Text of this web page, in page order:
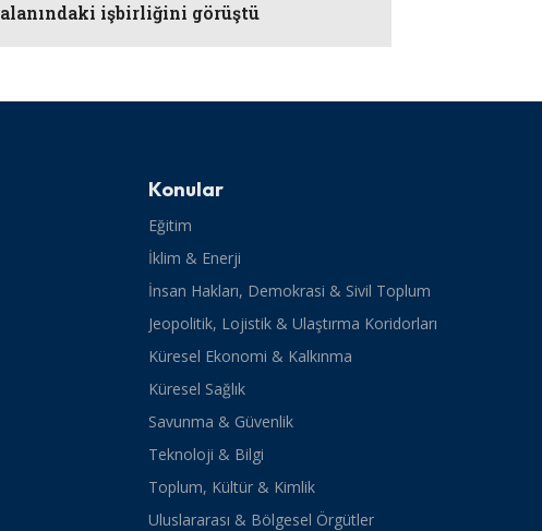
alanındaki işbirliğini görüştü
Konular
Eğitim
İklim & Enerji
İnsan Hakları, Demokrasi & Sivil Toplum
Jeopolitik, Lojistik & Ulaştırma Koridorları
Küresel Ekonomi & Kalkınma
Küresel Sağlık
Savunma & Güvenlik
Teknoloji & Bilgi
Toplum, Kültür & Kimlik
Uluslararası & Bölgesel Örgütler